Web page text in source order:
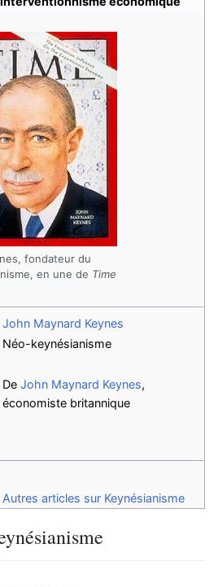
fondateur du
en une de Time
John Maynard Keynes
Néo-keynésianisme
De John Maynard Keynes,
économiste britannique
Autres articles sur Keynésianisme